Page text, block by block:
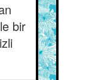
bir